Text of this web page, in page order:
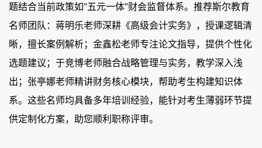
题结合当前政策如“五元一体”财会监督体系。推荐斯尔教育
名师团队：蒋明乐老师深耕《高级会计实务》，授课逻辑清
晰，擅长案例解析；金鑫松老师专注论文指导，提供个性化
选题建议；于竞博老师融合战略管理与实务，教学深入浅
出；张亭娜老师精讲财务核心模块，帮助考生构建知识体
系。这些名师均具备多年培训经验，能针对考生薄弱环节提
供定制化方案，助您顺利职称评审。